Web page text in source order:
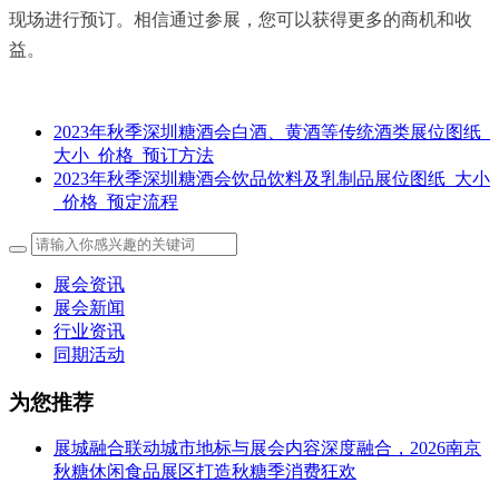
现场进行预订。相信通过参展，您可以获得更多的商机和收
益。
2023年秋季深圳糖酒会白酒、黄酒等传统酒类展位图纸_
大小_价格_预订方法
2023年秋季深圳糖酒会饮品饮料及乳制品展位图纸_大小
_价格_预定流程
展会资讯
展会新闻
行业资讯
同期活动
为您推荐
展城融合联动城市地标与展会内容深度融合，2026南京
秋糖休闲食品展区打造秋糖季消费狂欢